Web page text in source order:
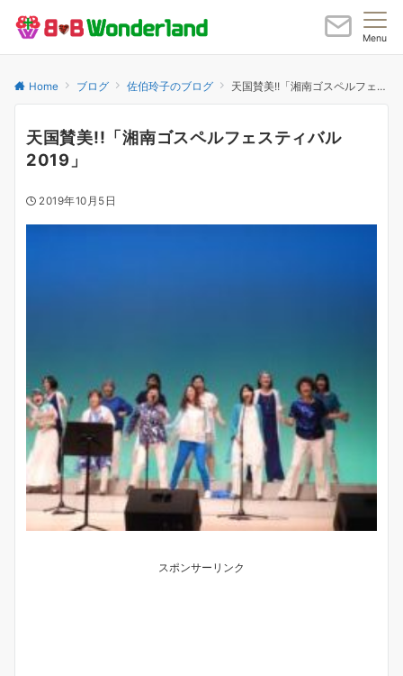
Menu
Home ブログ 佐伯玲子のブログ 天国賛美!!「湘南ゴスペルフェスティバル2019」
天国賛美!!「湘南ゴスペルフェスティバル
2019」
2019年10月5日
スポンサーリンク